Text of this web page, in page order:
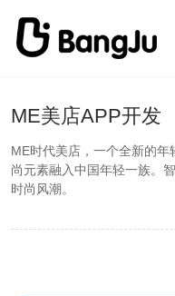
ME美店APP开发
ME时代美店，一个全新的
尚元素融入中国年轻一族。
时尚风潮。